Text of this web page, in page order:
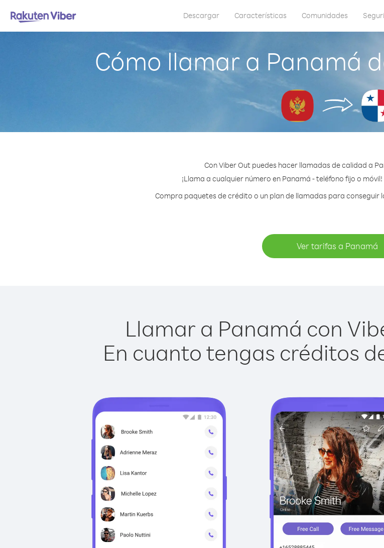
Descargar Características Comunidades
Cómo llamar a Panamá
Con Viber Out puedes hacer llamadas de calidad a
¡Llama a cualquier número en Panamá - teléfono fijo o
Compra paquetes de crédito o un plan de llamadas para conseguir
Ver tarifas a Panamá
Llamar a Panamá con
En cuanto tengas créditos